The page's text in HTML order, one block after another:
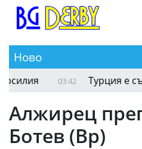
Ново
03:42 Турция е
Алжирец
Ботев (Вр)